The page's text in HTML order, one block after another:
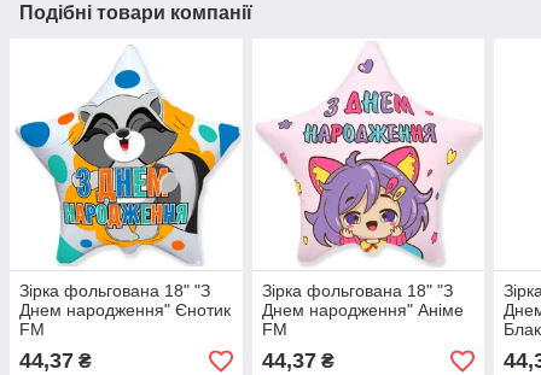
Подібні товари компанії
Зірка фольгована 18" "З
Днем народження" Єнотик
FM
44,37 ₴
Зірка фольгована 18" "З
Днем народження" Аніме
FM
44,37₴